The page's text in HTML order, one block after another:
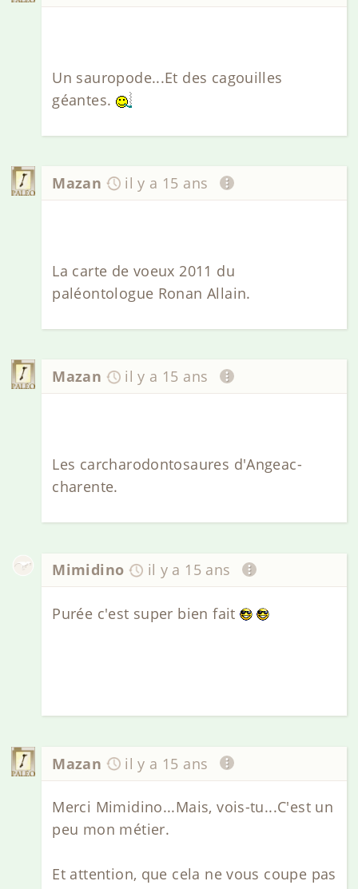
Un sauropode...Et des cagouilles
géantes.
Mazan il y a 15 ans
La carte de voeux 2011 du
paléontologue Ronan Allain.
Mazan il y a 15 ans
Les carcharodontosaures d'Angeac-
charente.
Mimidino il y a 15 ans
Purée c'est super bien fait
Mazan il y a 15 ans
Merci Mimidino...Mais, vois-tu...C'est un
peu mon métier.
Et attention, que cela ne vous coupe pas